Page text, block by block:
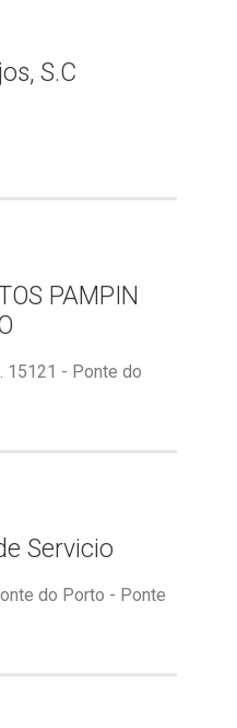
S.C
PAMPIN
15121 - Ponte do
Servicio
do Porto - Ponte